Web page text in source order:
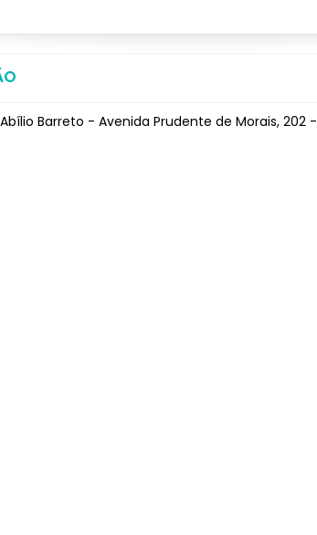
Barreto - Avenida Prudente de Morais, 202